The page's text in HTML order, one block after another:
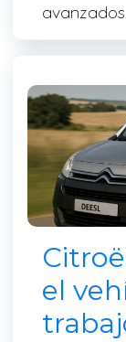
avanzados.
el